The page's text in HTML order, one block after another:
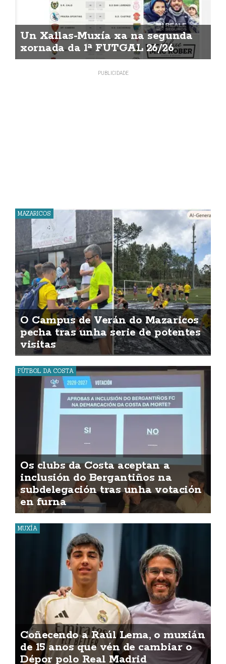
Un Xallas-Muxía xa na segunda
xornada da 1ª FUTGAL 26/26
MAZARICOS
O Campus de Verán do Mazaricos
pecha tras unha serie de potentes
visitas
FÚTBOL DA COSTA
Os clubs da Costa aceptan a
inclusión do Bergantiños na
subdelegación tras unha votación
en furna
MUXÍA
Coñecendo a Raúl Lema, o muxián
de 15 anos que vén de cambiar o
Dépor polo Real Madrid